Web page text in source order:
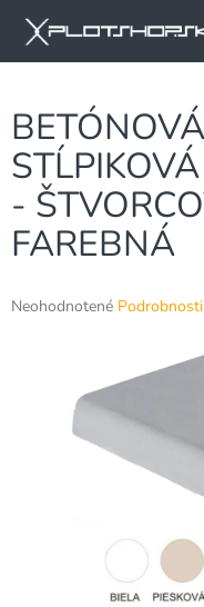
obsah
-
FAREBNÁ
Priemerné
Neohodnotené